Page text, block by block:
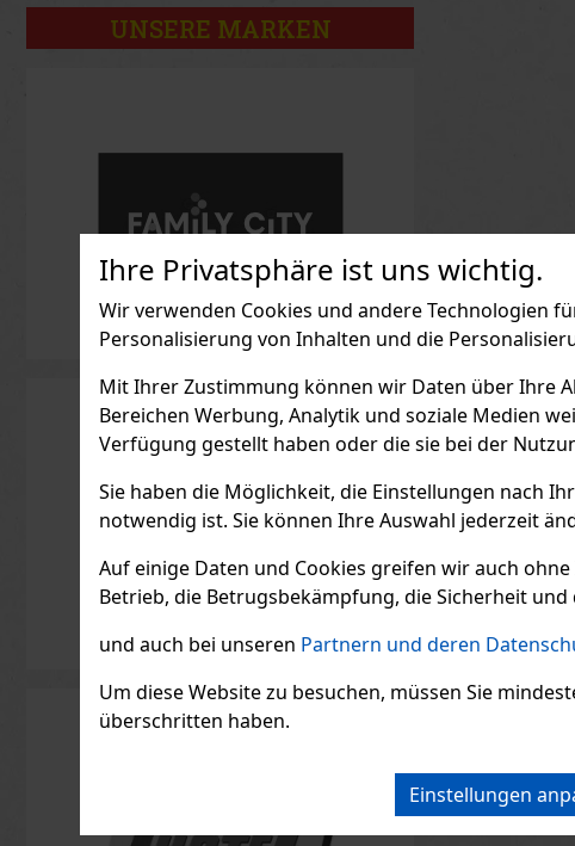
Ihre Privatsphäre ist uns wichtig.
Wir verwenden Cookies und andere Technologien
Personalisierung von Inhalten und die
Mit Ihrer Zustimmung können wir Daten über Ihre
Bereichen Werbung, Analytik und soziale Medien
Verfügung gestellt haben oder die sie bei der
Sie haben die Möglichkeit, die Einstellungen nach
notwendig ist. Sie können Ihre Auswahl jederzeit
Auf einige Daten und Cookies greifen wir auch
Betrieb, die Betrugsbekämpfung, die Sicherheit und
und auch bei unseren Partnern und deren
Um diese Website zu besuchen, müssen Sie
überschritten haben.
Einstellungen
UNSERE MARKEN